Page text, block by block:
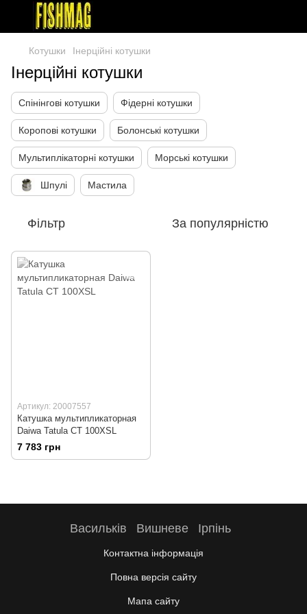
Котушки Інерційні котушки
Інерційні котушки
Спінінгові котушки Фідерні котушки
Коропові котушки Болонські котушки
Мультиплікаторні котушки Морські котушки
Шпулі Мастила
Фільтр За популярністю
Артикул: 20007557
Катушка мультипликаторная
Daiwa Tatula CT 100XSL
7 783 грн
Васильків Вишневе Ірпінь
Контактна інформація
Повна версія сайту
Мапа сайту